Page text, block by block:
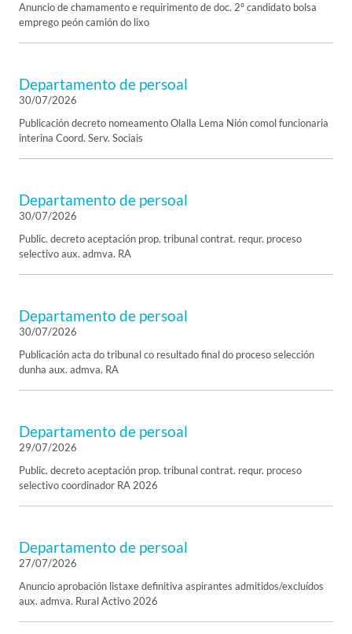
Anuncio de chamamento e requirimento de doc. 2º candidato bolsa
emprego peón camión do lixo
Departamento de persoal
30/07/2026
Publicación decreto nomeamento Olalla Lema Nión comol funcionaria
interina Coord. Serv. Sociais
Departamento de persoal
30/07/2026
Public. decreto aceptación prop. tribunal contrat. requr. proceso
selectivo aux. admva. RA
Departamento de persoal
30/07/2026
Publicación acta do tribunal co resultado final do proceso selección
dunha aux. admva. RA
Departamento de persoal
29/07/2026
Public. decreto aceptación prop. tribunal contrat. requr. proceso
selectivo coordinador RA 2026
Departamento de persoal
27/07/2026
Anuncio aprobación listaxe definitiva aspirantes admitidos/excluídos
aux. admva. Rural Activo 2026